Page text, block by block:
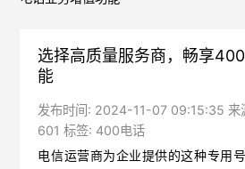
选择高质量服务商，畅享
能
发布时间: 2024-11-07 09:15:35 来
601 标签: 400电话
电信运营商为企业提供的这种专用